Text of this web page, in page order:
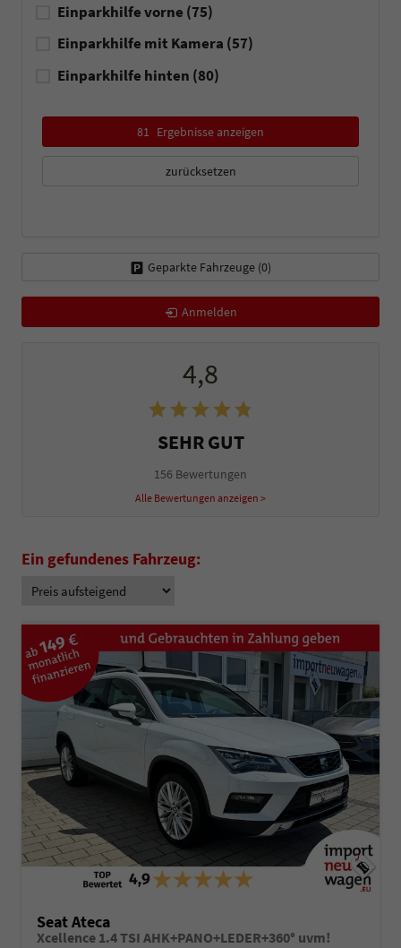
Ein gefundenes Fahrzeug:
Seat Ateca
Xcellence 1.4 TSI AHK+PANO+LEDER+360° uvm!
Einparkhilfe vorne (75)
Einparkhilfe mit Kamera (57)
Einparkhilfe hinten (80)
81 Ergebnisse anzeigen
zurücksetzen
Geparkte Fahrzeuge (0)
Anmelden
4,8
SEHR GUT
156 Bewertungen
Alle Bewertungen anzeigen >